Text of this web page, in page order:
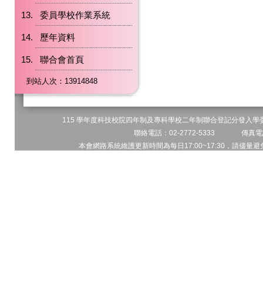
委員學校作業系統
歷年資料
聯合會首頁
到站人次：13914848
115 學年度科技校院四年制及專科學校二年制聯合登記分發
聯絡電話：02-2772-5333 傳真
本會網路系統維護更新時間為每日17:00~17:30，請儘量